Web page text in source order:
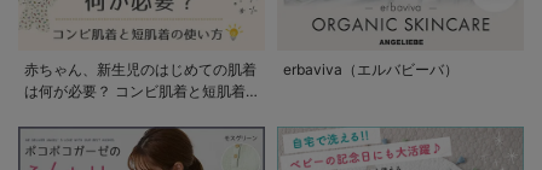
赤ちゃん、新生児のはじめての肌着
は何が必要？ コンビ肌着と短肌着
erbaviva（エルバビーバ）